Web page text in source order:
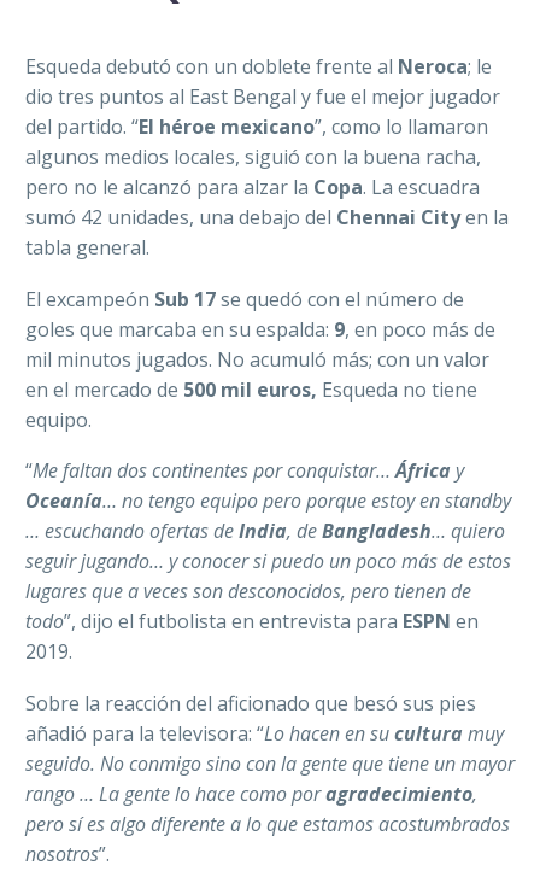
Esqueda debutó con un doblete frente al Neroca; le
dio tres puntos al East Bengal y fue el mejor jugador
del partido. “El héroe mexicano”, como lo llamaron
algunos medios locales, siguió con la buena racha,
pero no le alcanzó para alzar la Copa. La escuadra
sumó 42 unidades, una debajo del Chennai Cityen la
tabla general.
El excampeón Sub 17se quedó con el número de
goles que marcaba en su espalda: 9, en poco más de
mil minutos jugados. No acumuló más; con un valor
en el mercado de 500 mil euros, Esqueda no tiene
equipo.
“Me faltan dos continentes por conquistar…África y
Oceanía… no tengo equipo pero porque estoy enstandby
… escuchando ofertas deIndia, deBangladesh… quiero
seguir jugando… y conocer si puedo un poco más de estos
lugares que a veces son desconocidos, pero tienen de
todo”, dijo el futbolista en entrevista para ESPN en
2019.
Sobre la reacción del aficionado que besó sus pies
añadió para la televisora: “Lo hacen en sucultura muy
seguido. No conmigo sino con la gente que tiene un mayor
rango … La gente lo hace como poragradecimiento,
pero sí es algo diferente a lo que estamos acostumbrados
nosotros”.